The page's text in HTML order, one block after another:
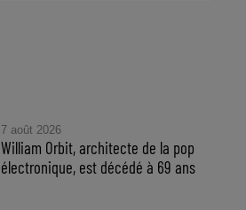
7 août 2026
William Orbit, architecte de la pop
électronique, est décédé à 69 ans